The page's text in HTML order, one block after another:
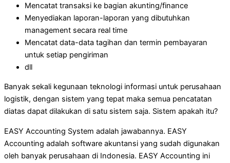
Mencatat transaksi ke bagian akunting/finance
Menyediakan laporan-laporan yang dibutuhkan
management secara real time
Mencatat data-data tagihan dan termin pembayaran
untuk setiap pengiriman
dll
Banyak sekali kegunaan teknologi informasi untuk perusahaan
logistik, dengan sistem yang tepat maka semua pencatatan
diatas dapat dilakukan di satu sistem saja. Sistem apakah itu?
EASY Accounting System adalah jawabannya. EASY
Accounting adalah software akuntansi yang sudah digunakan
oleh banyak perusahaan di Indonesia. EASY Accounting ini